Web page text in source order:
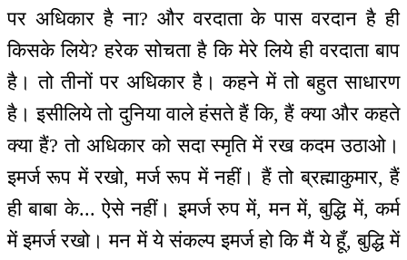
पर अधिकार है ना? और वरदाता के पास वरदान है ही
किसके लिये? हरेक सोचता है कि मेरे लिये ही वरदाता बाप
है। तो तीनों पर अधिकार है। कहने में तो बहुत साधारण
है। इसीलिये तो दुनिया वाले हंसते हैं कि, हैं क्या और कहते
क्या हैं? तो अधिकार को सदा स्मृति में रख कदम उठाओ।
इमर्ज रूप में रखो, मर्ज रूप में नहीं। हैं तो ब्रह्माकुमार, हैं
ही बाबा के... ऐसे नहीं। इमर्ज रुप में, मन में, बुद्धि में, कर्म
में इमर्ज रखो। मन में ये संकल्प इमर्ज हो कि मैं ये हूँ, बुद्धि में